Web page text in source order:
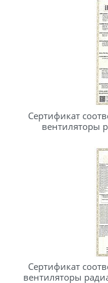
Сертификат
вентиляторы
Сертификат
вентиляторы